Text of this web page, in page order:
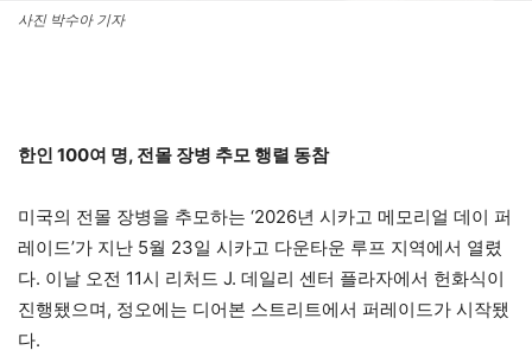
사진 박수아 기자
한인 100여 명, 전몰 장병 추모 행렬 동참
미국의 전몰 장병을 추모하는 ‘2026년 시카고 메모리얼 데이 퍼
레이드’가 지난 5월 23일 시카고 다운타운 루프 지역에서 열렸
다. 이날 오전 11시 리처드 J. 데일리 센터 플라자에서 헌화식이
진행됐으며, 정오에는 디어본 스트리트에서 퍼레이드가 시작됐
다.